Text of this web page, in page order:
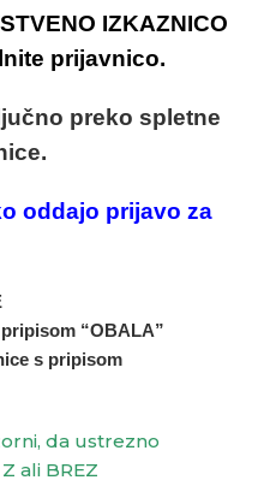
IZKAZNICO
prijavnico.
preko spletne
oddajo prijavo za
“OBALA”
s pripisom
da ustrezno
ali BREZ